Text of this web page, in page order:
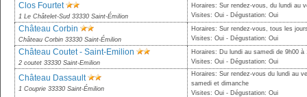
Clos Fourtet
1 Le Châtelet-Sud 33330 Saint-Émilion
Horaires: Sur rendez-vous, du lundi au
Visites: Oui - Dégustation: Oui
Château Corbin
Château Corbin 33330 Saint-Émilion
Horaires: Sur rendez-vous, tous les
Visites: Oui - Dégustation: Oui
Château Coutet - Saint-Emilion
2 coutet 33330 Saint-Emilion
Horaires: Du lundi au samedi de 9h00 à
Visites: Oui - Dégustation: Oui
Château Dassault
1 Couprie 33330 Saint-Émilion
Horaires: Sur rendez-vous du lundi au
samedi et dimanche
Visites: Oui - Dégustation: Oui